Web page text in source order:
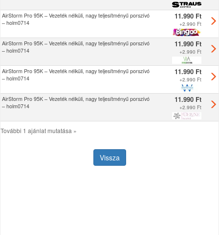
AirStorm Pro 95K – Vezeték nélküli, nagy teljesítményű porszívó
– holm0714
11.990 Ft
+2.990 Ft
AirStorm Pro 95K – Vezeték nélküli, nagy teljesítményű porszívó
– holm0714
11.990 Ft
+2.990 Ft
AirStorm Pro 95K – Vezeték nélküli, nagy teljesítményű porszívó
– holm0714
11.990 Ft
+2.990 Ft
AirStorm Pro 95K – Vezeték nélküli, nagy teljesítményű porszívó
– holm0714
11.990 Ft
+2.990 Ft
További 1 ajánlat mutatása »
Vissza